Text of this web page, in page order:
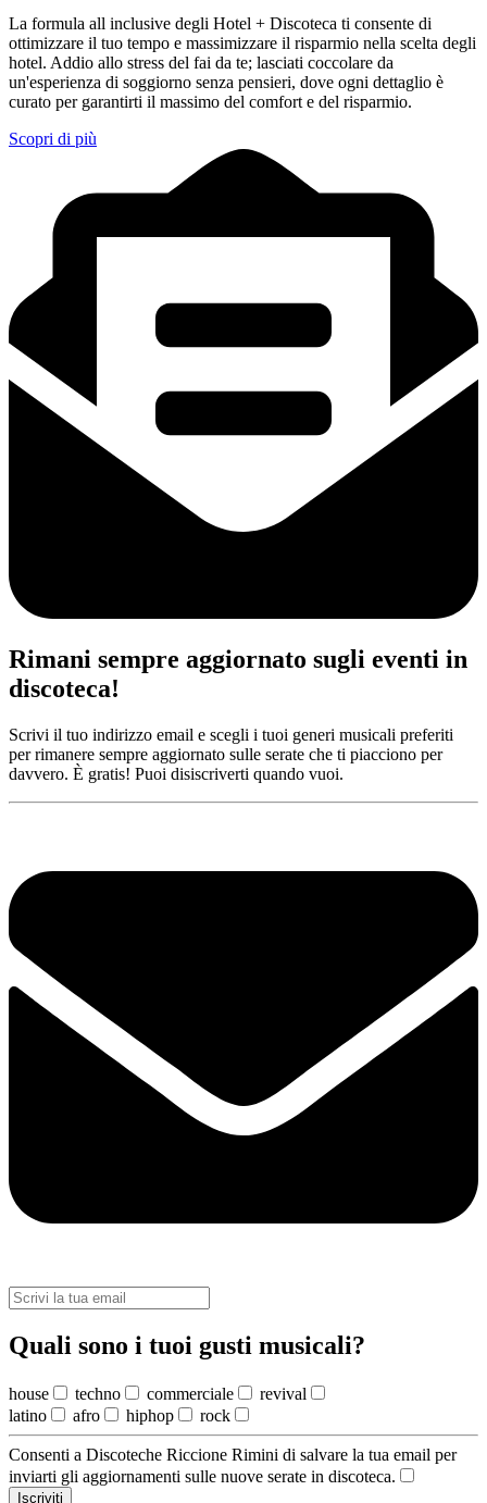
La formula all inclusive degli Hotel + Discoteca ti consente di
ottimizzare il tuo tempo e massimizzare il risparmio nella scelta degli
hotel. Addio allo stress del fai da te; lasciati coccolare da
un'esperienza di soggiorno senza pensieri, dove ogni dettaglio è
curato per garantirti il massimo del comfort e del risparmio.
Scopri di più
Rimani sempre aggiornato sugli eventi in
discoteca!
Scrivi il tuo indirizzo email e scegli i tuoi generi musicali preferiti
per rimanere sempre aggiornato sulle serate che ti piacciono per
davvero. È gratis! Puoi disiscriverti quando vuoi.
Quali sono i tuoi gusti musicali?
house techno commerciale
revival
latino
afro hiphop rock
Consenti a Discoteche Riccione Rimini di salvare la tua email per
inviarti gli aggiornamenti sulle nuove serate in discoteca.
Iscriviti